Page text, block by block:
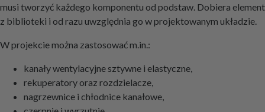
musi tworzyć każdego komponentu od podstaw. Dobiera element
z biblioteki i od razu uwzględnia go w projektowanym układzie.
W projekcie można zastosować m.in.:
kanały wentylacyjne sztywne i elastyczne,
rekuperatory oraz rozdzielacze,
nagrzewnice i chłodnice kanałowe,